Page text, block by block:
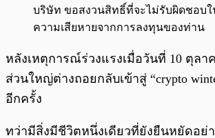
บริษัท ขอสงวนสิทธิ์ที่จะไม่รับผิดชอบ
ความเสียหายจากการลงทุนของท่าน
หลังเหตุการณ์ร่วงแรงเมื่อวันที่ 10 ตุล
ส่วนใหญ่ต่างถอยกลับเข้าสู่ “crypto
อีกครั้ง
ทว่ามีสิ่งมีชีวิตหนึ่งเดียวที่ยังยืนหยัดอย่า